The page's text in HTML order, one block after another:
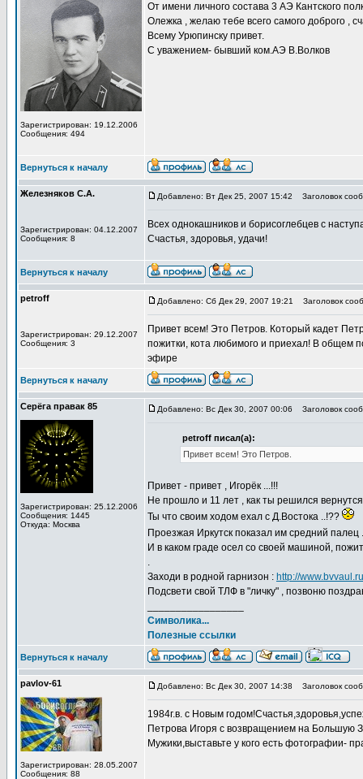
Зарегистрирован: 19.12.2006
Сообщения: 494
От имени личного состава 3 АЭ Кантского
Олежка , желаю тебе всего самого доброго ,
Всему Урюпинску привет.
С уважением- бывший ком.АЭ В.Волков
Вернуться к началу
Железняков С.А.
Зарегистрирован: 04.12.2007
Сообщения: 8
Добавлено: Вт Дек 25, 2007 15:42 Заголовок
Всех однокашников и борисоглебцев с
Счастья, здоровья, удачи!
Вернуться к началу
petroff
Зарегистрирован: 29.12.2007
Сообщения: 3
Добавлено: Сб Дек 29, 2007 19:21 Заголовок
Привет всем! Это Петров. Который кадет
пожитки, кота любимого и приехал! В общем
эфире
Вернуться к началу
Серёга правак 85
Зарегистрирован: 25.12.2006
Сообщения: 1445
Откуда: Москва
Добавлено: Вс Дек 30, 2007 00:06 Заголовок
petroff писал(а):
Привет всем! Это Петров.
Привет - привет , Игорёк ...!!!
Не прошло и 11 лет , как ты решился
Ты что своим ходом ехал с Д.Востока ..!??
Проезжая Иркутск показал им средний палец
И в каком граде осел со своей машиной,
.
Заходи в родной гарнизон : http://
Подсвети свой ТЛФ в "личку" , позвоню
Символика...
Полезные ссылки
Вернуться к началу
pavlov-61
Зарегистрирован: 28.05.2007
Сообщения: 88
Добавлено: Вс Дек 30, 2007 14:38 Заголовок
1984г.в. с Новым
Петрова Игоря с возвращением на Большую
Мужики,выставьте у кого есть фотографии-